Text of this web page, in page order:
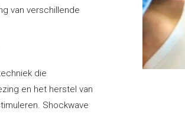
van verschillende
die
en het herstel van
Shockwave